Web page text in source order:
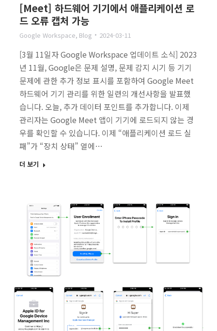
[Meet] 하드웨어 기기에서 애플리케이션 로
드 오류 캡처 가능
Google Workspace, Blog 2024-03-11
[3월 11일자 Google Workspace 업데이트 소식] 2023
년 11월, Google은 문제 설명, 문제 감지 시기 등 기기
문제에 관한 추가 정보 표시를 포함하여 Google Meet
하드웨어 기기 관리를 위한 일련의 개선사항을 발표했
습니다. 오늘, 추가 데이터 포인트를 추가합니다. 이제
관리자는 Google Meet 앱이 기기에 로드되지 않는 경
우를 확인할 수 있습니다. 이제 “애플리케이션 로드 실
패”가 “장치 상태” 열에…
더 보기